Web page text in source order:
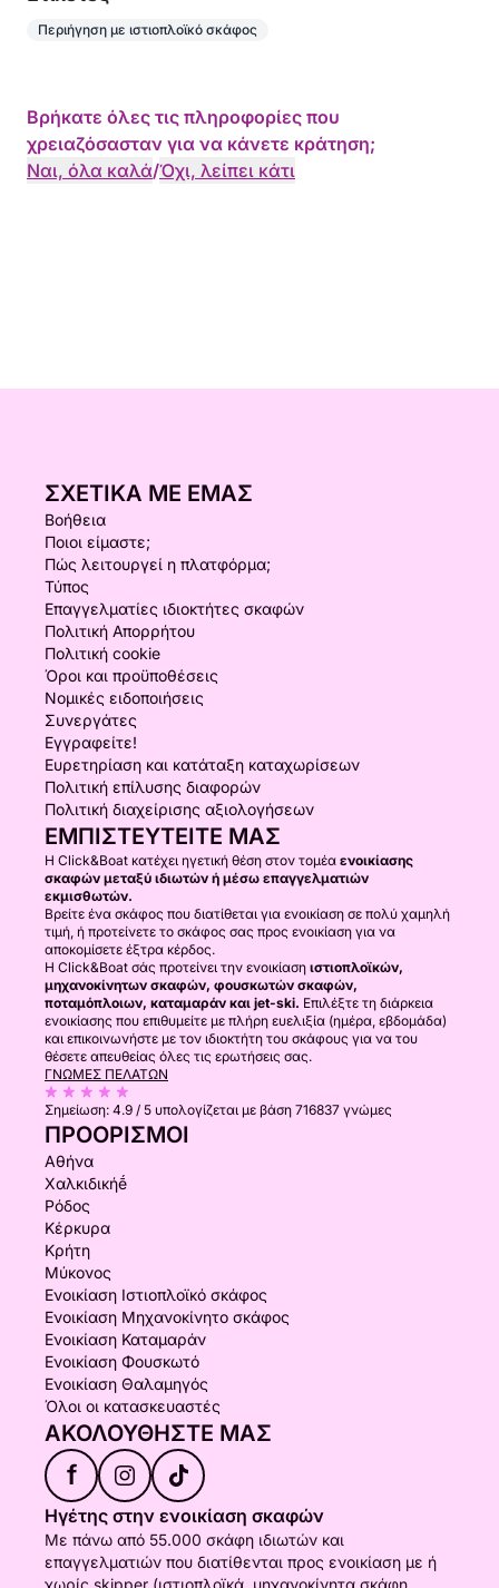
Περιήγηση με ιστιοπλοϊκό σκάφος
Βρήκατε όλες τις πληροφορίες που
χρειαζόσασταν για να κάνετε κράτηση;
Ναι, όλα καλά/Όχι, λείπει κάτι
ΣΧΕΤΙΚΆ ΜΕ ΕΜΆΣ
Βοήθεια
Ποιοι είμαστε;
Πώς λειτουργεί η πλατφόρμα;
Τύπος
Επαγγελματίες ιδιοκτήτες σκαφών
Πολιτική Απορρήτου
Πολιτική cookie
Όροι και προϋποθέσεις
Νομικές ειδοποιήσεις
Συνεργάτες
Εγγραφείτε!
Ευρετηρίαση και κατάταξη καταχωρίσεων
Πολιτική επίλυσης διαφορών
Πολιτική διαχείρισης αξιολογήσεων
ΕΜΠΙΣΤΕΥΤΕΊΤΕ ΜΑΣ
Η Click&Boat κατέχει ηγετική θέση στον τομέα ενοικίασης
σκαφών μεταξύ ιδιωτών ή μέσω επαγγελματιών
εκμισθωτών.
Βρείτε ένα σκάφος που διατίθεται για ενοικίαση σε πολύ χαμηλή
τιμή, ή προτείνετε το σκάφος σας προς ενοικίαση για να
αποκομίσετε έξτρα κέρδος.
Η Click&Boat σάς προτείνει την ενοικίαση ιστιοπλοϊκών,
μηχανοκίνητων σκαφών, φουσκωτών σκαφών,
ποταμόπλοιων, καταμαράν και jet-ski. Επιλέξτε τη διάρκεια
ενοικίασης που επιθυμείτε με πλήρη ευελιξία (ημέρα, εβδομάδα)
και επικοινωνήστε με τον ιδιοκτήτη του σκάφους για να του
θέσετε απευθείας όλες τις ερωτήσεις σας.
ΓΝΏΜΕΣ ΠΕΛΑΤΏΝ
Σημείωση: 4.9 / 5 υπολογίζεται με βάση 716837 γνώμες
ΠΡΟΟΡΙΣΜΟΊ
Αθήνα
Χαλκιδικήḗ
Ρόδος
Κέρκυρα
Κρήτη
Μύκονος
Ενοικίαση Ιστιοπλοϊκό σκάφος
Ενοικίαση Μηχανοκίνητο σκάφος
Ενοικίαση Καταμαράν
Ενοικίαση Φουσκωτό
Ενοικίαση Θαλαμηγός
Όλοι οι κατασκευαστές
ΑΚΟΛΟΥΘΉΣΤΕ ΜΑΣ
f
Ηγέτης στην ενοικίαση σκαφών
Με πάνω από 55.000 σκάφη ιδιωτών και
επαγγελματιών που διατίθενται προς ενοικίαση με ή
χωρίς skipper (ιστιοπλοϊκά, μηχανοκίνητα σκάφη,